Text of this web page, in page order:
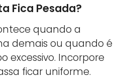
Fica Pesada?
quando a
demais ou quando é
excessivo. Incorpore
ficar uniforme.